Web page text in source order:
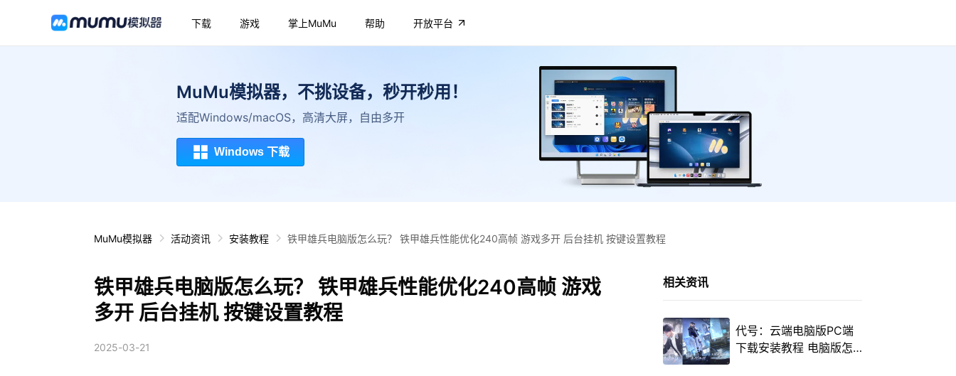
下载 游戏 掌上MuMu 帮助 开放平台
MuMu模拟器，不挑设备，秒开秒用！
适配Windows/macOS，高清大屏，自由多开
Windows 下载
MuMu模拟器 活动资讯 安装教程 铁甲雄兵电脑版怎么玩？ 铁甲雄兵性能优化240高帧 游戏多开 后台挂机 按键设置教程
铁甲雄兵电脑版怎么玩？ 铁甲雄兵性能优化240高帧 游戏
多开 后台挂机 按键设置教程
2025-03-21
相关资讯
代号：云端电脑版PC端
下载安装教程 电脑版怎